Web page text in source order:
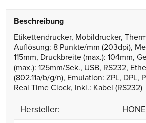
Beschreibung
Etikettendrucker, Mobildrucker,
Auflösung: 8 Punkte/mm (203dpi),
115mm, Druckbreite (max.): 104mm,
(max.): 125mm/Sek., USB, RS232,
(802.11a/b/g/n), Emulation: ZPL, DPL,
Real Time Clock, inkl.: Kabel (RS232)
Hersteller: